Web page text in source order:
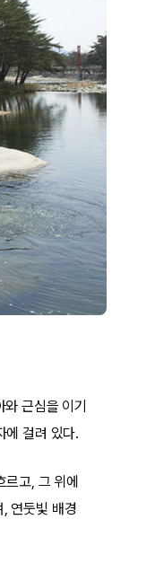
근심을 이기
에 걸려 있다.
르고, 그 위에
연둣빛 배경